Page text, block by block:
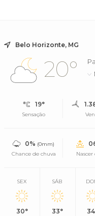
Belo Horizonte, MG
20°
19°
Sensação
0% (0mm)
Chance de chuva
Nascer
SEX
30°
SÁB
33°